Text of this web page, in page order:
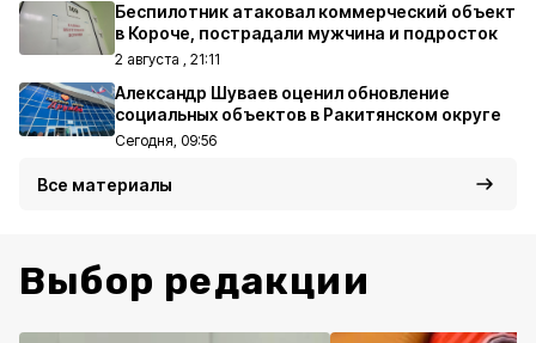
Беспилотник атаковал коммерческий объект
в Короче, пострадали мужчина и подросток
2 августа , 21:11
Александр Шуваев оценил обновление
социальных объектов в Ракитянском округе
Сегодня, 09:56
Все материалы
Выбор редакции